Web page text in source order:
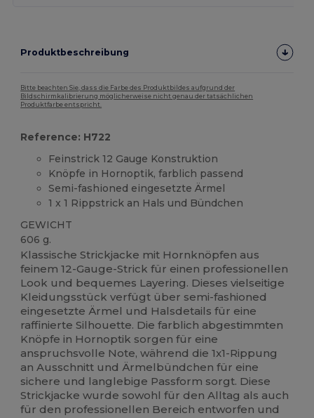
Produktbeschreibung
Bitte beachten Sie, dass die Farbe des Produktbildes aufgrund der
Bildschirmkalibrierung möglicherweise nicht genau der tatsächlichen
Produktfarbe entspricht.
Reference: H722
Feinstrick 12 Gauge Konstruktion
Knöpfe in Hornoptik, farblich passend
Semi-fashioned eingesetzte Ärmel
1 x 1 Rippstrick an Hals und Bündchen
GEWICHT
606 g.
Klassische Strickjacke mit Hornknöpfen aus
feinem 12-Gauge-Strick für einen professionellen
Look und bequemes Layering. Dieses vielseitige
Kleidungsstück verfügt über semi-fashioned
eingesetzte Ärmel und Halsdetails für eine
raffinierte Silhouette. Die farblich abgestimmten
Knöpfe in Hornoptik sorgen für eine
anspruchsvolle Note, während die 1x1-Rippung
an Ausschnitt und Ärmelbündchen für eine
sichere und langlebige Passform sorgt. Diese
Strickjacke wurde sowohl für den Alltag als auch
für den professionellen Bereich entworfen und